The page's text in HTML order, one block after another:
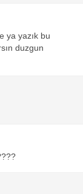
ya yazık bu
duzgun